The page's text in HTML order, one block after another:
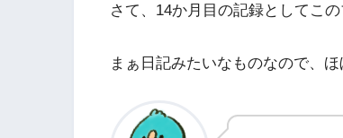
さて、 14か月目の記録としてこ
まぁ日記みたいなものなので、